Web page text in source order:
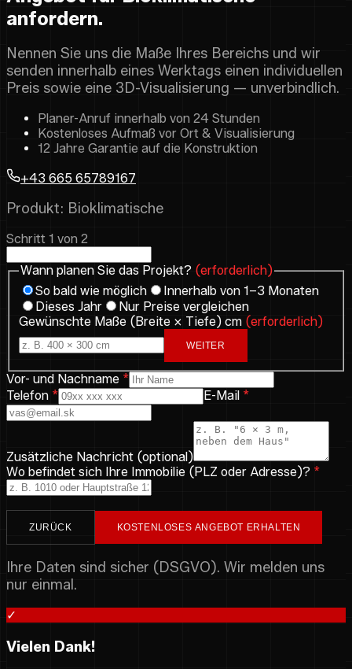
anfordern.
Nennen Sie uns die Maße Ihres Bereichs und wir
senden innerhalb eines Werktags einen individuellen
Preis sowie eine 3D-Visualisierung — unverbindlich.
Planer-Anruf innerhalb von 24 Stunden
Kostenloses Aufmaß vor Ort & Visualisierung
12 Jahre Garantie auf die Konstruktion
+43 665 65789167
Produkt: Bioklimatische
Schritt 1 von 2
Wann planen Sie das Projekt? (erforderlich)
So bald wie möglich
Innerhalb von 1–3 Monaten
Dieses Jahr
Nur Preise vergleichen
Gewünschte Maße (Breite × Tiefe) cm (erforderlich)
WEITER
Vor- und Nachname *
Telefon * E-Mail *
Zusätzliche Nachricht (optional)
Wo befindet sich Ihre Immobilie (PLZ oder Adresse)? *
ZURÜCK KOSTENLOSES ANGEBOT ERHALTEN
Ihre Daten sind sicher (DSGVO). Wir melden uns
nur einmal.
✓
Vielen Dank!